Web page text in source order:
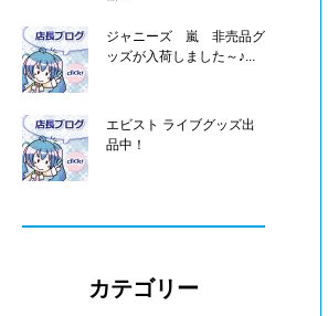
ジャニーズ 嵐 非売品グ
ッズが入荷しました～♪...
エビスト ライブグッズ出
品中！
カテゴリー